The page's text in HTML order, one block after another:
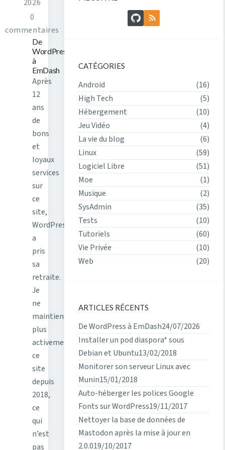
2026
0
commentaires
De
WordPress
à
EmDash
Après
12
ans
de
bons
et
loyaux
services
sur
ce
site,
WordPress
a
pris
sa
retraite.
Je
ne
maintiens
plus
activement
ce
site
depuis
2018,
ce
qui
n’est
pas
GitHubFlux RSS
CATÉGORIES
Android
(16)
High Tech
(5)
Hébergement
(10)
Jeu Vidéo
(4)
La vie du blog
(6)
Linux
(59)
Logiciel Libre
(51)
Moe
(1)
Musique
(2)
SysAdmin
(35)
Tests
(10)
Tutoriels
(60)
Vie Privée
(10)
Web
(20)
ARTICLES RÉCENTS
De WordPress à EmDash24/07/2026
Installer un pod diaspora* sous
Debian et Ubuntu13/02/2018
Monitorer son serveur Linux avec
Munin15/01/2018
Auto-héberger les polices Google
Fonts sur WordPress19/11/2017
Nettoyer la base de données de
Mastodon après la mise à jour en
2.0.019/10/2017